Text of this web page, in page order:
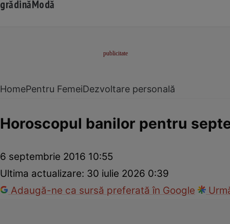
grădinăModă
HomePentru FemeiDezvoltare personală
Horoscopul banilor pentru
6 septembrie 2016 10:55
Ultima actualizare: 30 iulie 2026 0:39
Adaugă-ne ca sursă preferată în Google